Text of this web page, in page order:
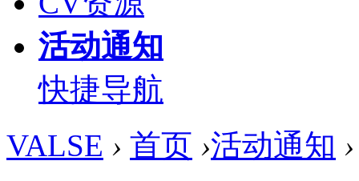
活动通知
快捷导航
VALSE › 首页 ›活动通知 ›